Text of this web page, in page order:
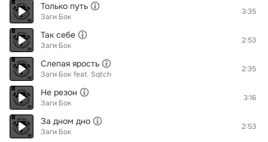
Только путь
Заги Бок
3:35
Так себе
Заги Бок
2:53
Слепая ярость
Заги Бок feat. Sqtch
2:35
Не резон
Заги Бок
3:16
За дном дно
Заги Бок
2:53